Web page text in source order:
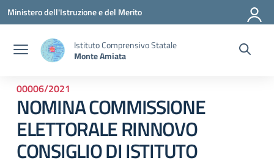
Vai ai contenuti
Vai al menu di navigazione
Vai al footer
Ministero dell'Istruzione e del Merito
Istituto Comprensivo Statale
Monte Amiata
00006/2021
NOMINA COMMISSIONE
ELETTORALE RINNOVO
CONSIGLIO DI ISTITUTO